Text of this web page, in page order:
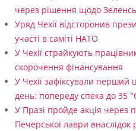
через рішення щодо
Уряд Чехії відсторонив
участі в саміті НАТО
У Чехії страйкують
скорочення фінансування
У Чехії зафіксували перший
день: попереду спека до 35
У Празі пройде акція через
Печерської лаври внаслідок